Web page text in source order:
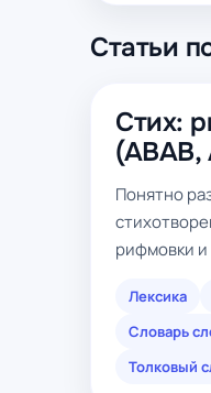
Статьи
Стих:
(ABAB,
Понятно
рифмовки
Лексика
Словарь
Толковый